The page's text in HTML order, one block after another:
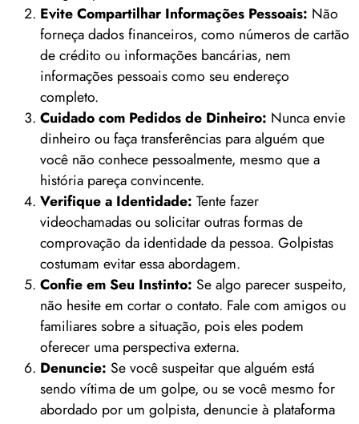
Evite Compartilhar Informações Pessoais: Não
forneça dados financeiros, como números de cartão
de crédito ou informações bancárias, nem
informações pessoais como seu endereço
completo.
Cuidado com Pedidos de Dinheiro: Nunca envie
dinheiro ou faça transferências para alguém que
você não conhece pessoalmente, mesmo que a
história pareça convincente.
Verifique a Identidade: Tente fazer
videochamadas ou solicitar outras formas de
comprovação da identidade da pessoa. Golpistas
costumam evitar essa abordagem.
Confie em Seu Instinto: Se algo parecer suspeito,
não hesite em cortar o contato. Fale com amigos ou
familiares sobre a situação, pois eles podem
oferecer uma perspectiva externa.
Denuncie: Se você suspeitar que alguém está
sendo vítima de um golpe, ou se você mesmo for
abordado por um golpista, denuncie à plataforma